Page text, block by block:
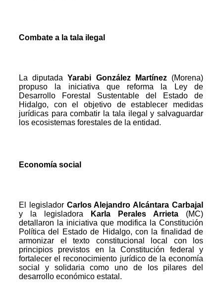
Combate a la tala ilegal
La diputadaYarabi González Martínez(Morena)
propuso la iniciativa que reforma la Ley de
Desarrollo Forestal Sustentable del Estado de
Hidalgo, con el objetivo de establecer medidas
jurídicas para combatir la tala ilegal y salvaguardar
los ecosistemas forestales de la entidad.
Economía social
El legislador Carlos Alejandro Alcántara Carbajal
y la legisladora
Karla Perales Arrieta (MC)
detallaron la iniciativa que modifica la Constitución
Política del Estado de Hidalgo, con la finalidad de
armonizar el texto constitucional local con los
principios previstos en la Constitución federal y
fortalecer el reconocimiento jurídico de la economía
social y solidaria como uno de los pilares del
desarrollo económico estatal.